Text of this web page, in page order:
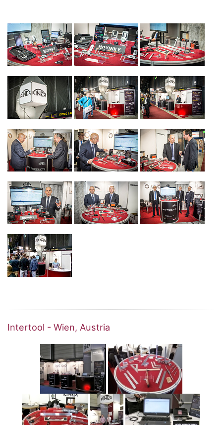
Intertool - Wien, Austria